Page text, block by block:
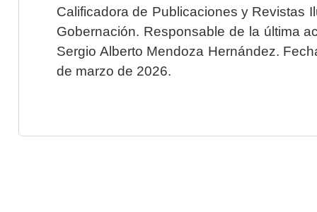
Calificadora de Publicaciones y Revistas
Gobernación. Responsable de la última
Sergio Alberto Mendoza Hernández.
de marzo de 2026.